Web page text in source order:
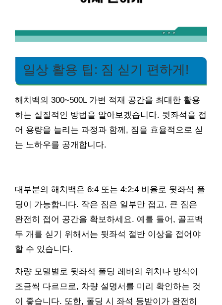
일상 활용 팁: 짐 싣기 편하게!
해치백의 300~500L 가변 적재 공간을 최대한 활용
하는 실질적인 방법을 알아보겠습니다. 뒷좌석을 접
어 용량을 늘리는 과정과 함께, 짐을 효율적으로 싣
는 노하우를 공개합니다.
대부분의 해치백은 6:4 또는 4:2:4 비율로 뒷좌석 폴
딩이 가능합니다. 작은 짐은 일부만 접고, 큰 짐은
완전히 접어 공간을 확보하세요. 예를 들어, 골프백
두 개를 싣기 위해서는 뒷좌석 절반 이상을 접어야
할 수 있습니다.
차량 모델별로 뒷좌석 폴딩 레버의 위치나 방식이
조금씩 다르므로, 차량 설명서를 미리 확인하는 것
이 좋습니다. 또한, 폴딩 시 좌석 등받이가 완전히